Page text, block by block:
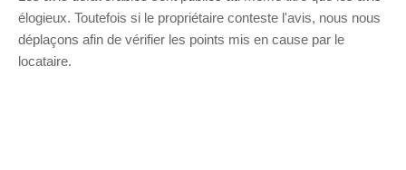
élogieux. Toutefois si le propriétaire conteste l'avis, nous nous
déplaçons afin de vérifier les points mis en cause par le
locataire.